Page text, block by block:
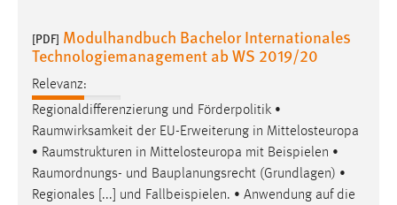
[PDF] Modulhandbuch Bachelor Internationales
Technologiemanagement ab WS 2019/20
Relevanz:
Regionaldifferenzierung und Förderpolitik •
Raumwirksamkeit der EU-Erweiterung in Mittelosteuropa
• Raumstrukturen in Mittelosteuropa mit Beispielen •
Raumordnungs- und Bauplanungsrecht (Grundlagen) •
Regionales [...] und Fallbeispielen. • Anwendung auf die